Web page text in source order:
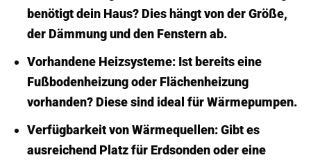
benötigt dein Haus? Dies hängt von der Größe,
der Dämmung und den Fenstern ab.
Vorhandene Heizsysteme:Ist bereits eine
Fußbodenheizung oder Flächenheizung
vorhanden? Diese sind ideal für Wärmepumpen.
Verfügbarkeit von Wärmequellen:Gibt es
ausreichend Platz für Erdsonden oder eine